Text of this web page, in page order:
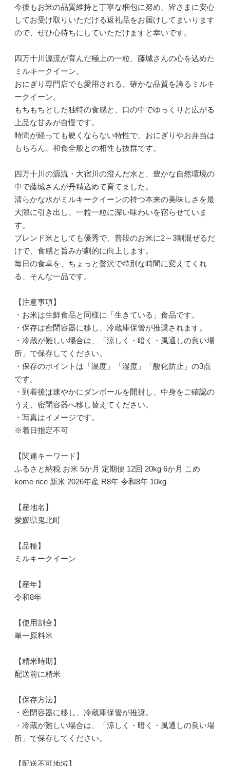
今後もお米の品質維持と丁寧な梱包に努め、皆さまに安心
してお受け取りいただける返礼品をお届けしてまいります
ので、ぜひ心待ちにしていただけますと幸いです。
四万十川源流が育んだ極上の一粒、藤城さんの心を込めた
ミルキークイーン。
おにぎり専門店でも愛用される、確かな品質を誇るミルキ
ークイーン。
もちもちとした独特の食感と、口の中でゆっくりと広がる
上品な甘みが自慢です。
時間が経っても硬くならない特性で、おにぎりやお弁当は
もちろん、和食全般との相性も抜群です。
四万十川の源流・大宿川の澄んだ水と、豊かな自然環境の
中で藤城さんが丹精込めて育てました。
清らかな水がミルキークイーンの持つ本来の美味しさを最
大限に引き出し、一粒一粒に深い味わいを宿らせていま
す。
ブレンド米としても優秀で、普段のお米に2～3割混ぜるだ
けで、食感と旨みが劇的に向上します。
毎日の食卓を、ちょっと贅沢で特別な時間に変えてくれ
る、そんな一品です。
【注意事項】
・お米は生鮮食品と同様に「生きている」食品です。
・保存は密閉容器に移し、冷蔵庫保管が推奨されます。
・冷蔵が難しい場合は、「涼しく・暗く・風通しの良い場
所」で保存してください。
・保存のポイントは「温度」「湿度」「酸化防止」の3点
です。
・到着後は速やかにダンボールを開封し、中身をご確認の
うえ、密閉容器へ移し替えてください。
・写真はイメージです。
※着日指定不可
【関連キーワード】
ふるさと納税 お米 5か月 定期便 12回 20kg 6か月 こめ
kome rice 新米 2026年産 R8年 令和8年 10kg
【産地名】
愛媛県鬼北町
【品種】
ミルキークイーン
【産年】
令和8年
【使用割合】
単一原料米
【精米時期】
配送前に精米
【保存方法】
・密閉容器に移し、冷蔵庫保管が推奨。
・冷蔵が難しい場合は、「涼しく・暗く・風通しの良い場
所」で保存してください。
【配送不可地域】